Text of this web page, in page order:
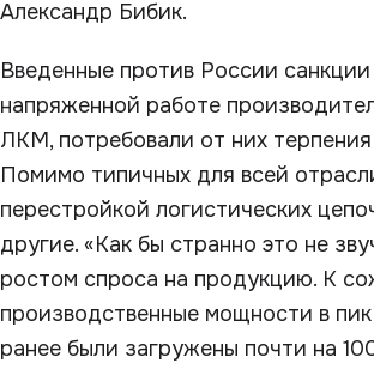
Александр Бибик.
Введенные против России
напряженной работе
ЛКМ, потребовали от них
Помимо типичных для всей
перестройкой логистических
другие. «Как бы странно это не
ростом спроса на продукцию. К
производственные мощности в
ранее были загружены почти на